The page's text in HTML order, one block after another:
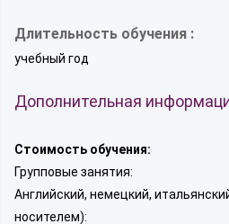
Длительность обучения :
учебный год
Дополнительная
Стоимость обучения:
Групповые занятия:
Английский, немецкий,
носителем):